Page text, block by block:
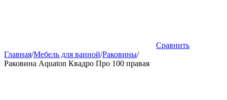
Сравнить
Главная/Мебель для ванной/Раковины/
Раковина Aquaton Квадро Про 100 правая